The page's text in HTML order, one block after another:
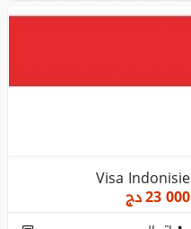
Visa Indonisie
23 000دج